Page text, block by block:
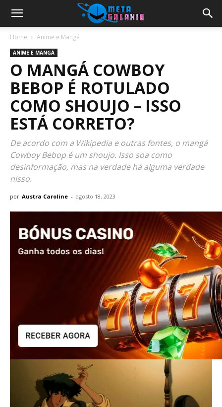
Home Anime e Mangá
ANIME E MANGÁ
O MANGÁ COWBOY
BEBOP É ROTULADO
COMO SHOUJO – ISSO
ESTÁ CORRETO?
De acordo com a Wikipedia e outras fontes, o mangá
Cowboy Bebop é um shoujo. Isso soa como
desinformação, mas na verdade há alguma verdade
nisso.
por Austra Caroline - agosto 18, 2023